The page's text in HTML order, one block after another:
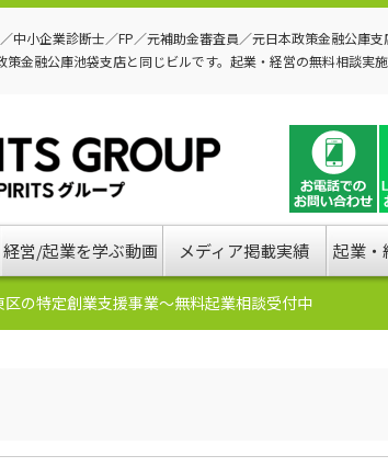
中小企業診断士／FP／元補助金審査員／元日本政策金融公庫
金融公庫池袋支店と同じビルです。起業・経営の無料相談実
経営/起業を学ぶ動画 メディア掲載実績 起業・
区の特定創業支援事業～無料起業相談受付中